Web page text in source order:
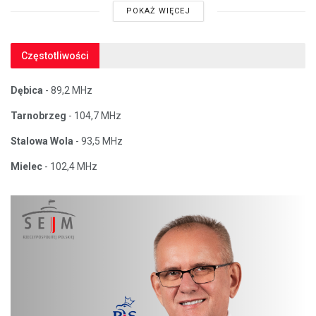
POKAŻ WIĘCEJ
Częstotliwości
Dębica - 89,2 MHz
Tarnobrzeg - 104,7 MHz
Stalowa Wola - 93,5 MHz
Mielec - 102,4 MHz